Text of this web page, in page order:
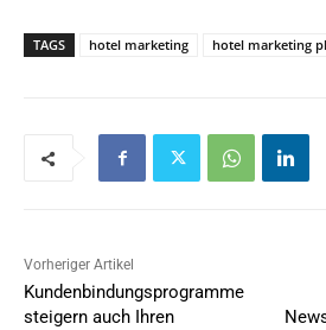
TAGS hotel marketing hotel marketing
Vorheriger Artikel
Kundenbindungsprogramme
steigern auch Ihren